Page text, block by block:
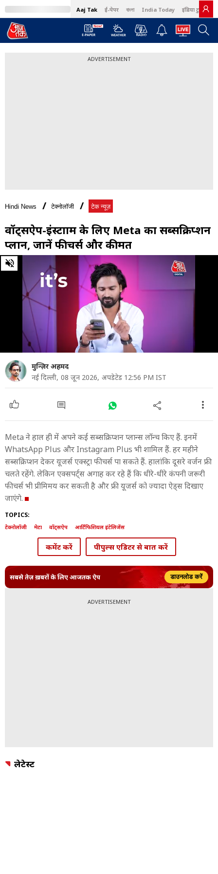
Aaj Tak ई-पेपर বাংলা India Today इंडिया टुडे हिंदी
ADVERTISEMENT
Hindi News टेक्नोलॉजी टेक न्यूज़
वॉट्सऐप-इंस्टाग्राम के लिए Meta का सब्सक्रिप्शन
प्लान, जानें फीचर्स और कीमत
0
of
minutes,
seconds
मुन्ज़िर अहमद
नई दिल्ली, 08 जून 2026, अपडेटेड 12:56 PM IST
Meta ने हाल ही में अपने कई सब्सक्रिप्शन प्लान्स लॉन्च किए हैं. इनमें
WhatsApp Plus और Instagram Plus भी शामिल हैं. हर महीने
सब्सक्रिप्शन देकर यूजर्स एक्स्ट्रा फीचर्स पा सकते हैं. हालांकि दूसरे वर्जन फ्री
चलते रहेंगे. लेकिन एक्सपर्ट्स अगाह कर रहे हैं कि धीरे-धीरे कंपनी जरूरी
फीचर्स भी प्रीमिमय कर सकती है और फ्री यूजर्स को ज्यादा ऐड्स दिखाए
जाएंगे.
TOPICS:
टेक्नोलॉजी मेटा वॉट्सऐप आर्टिफिशियल इंटेलिजेंस
कमेंट करें पीपुल्स एडिटर से बात करें
सबसे तेज़ ख़बरों के लिए आजतक ऐप डाउनलोड करें
ADVERTISEMENT
लेटेस्ट